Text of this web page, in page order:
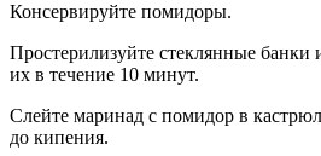
Консервируйте помидоры.
Простерилизуйте стеклянные
их в течение 10 минут.
Слейте маринад с помидор в
до кипения.